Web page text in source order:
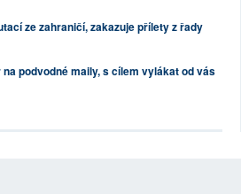
ze zahraničí, zakazuje přílety z řady
na podvodné maily, s cílem vylákat od vás